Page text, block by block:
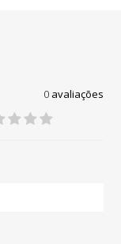
0avaliações